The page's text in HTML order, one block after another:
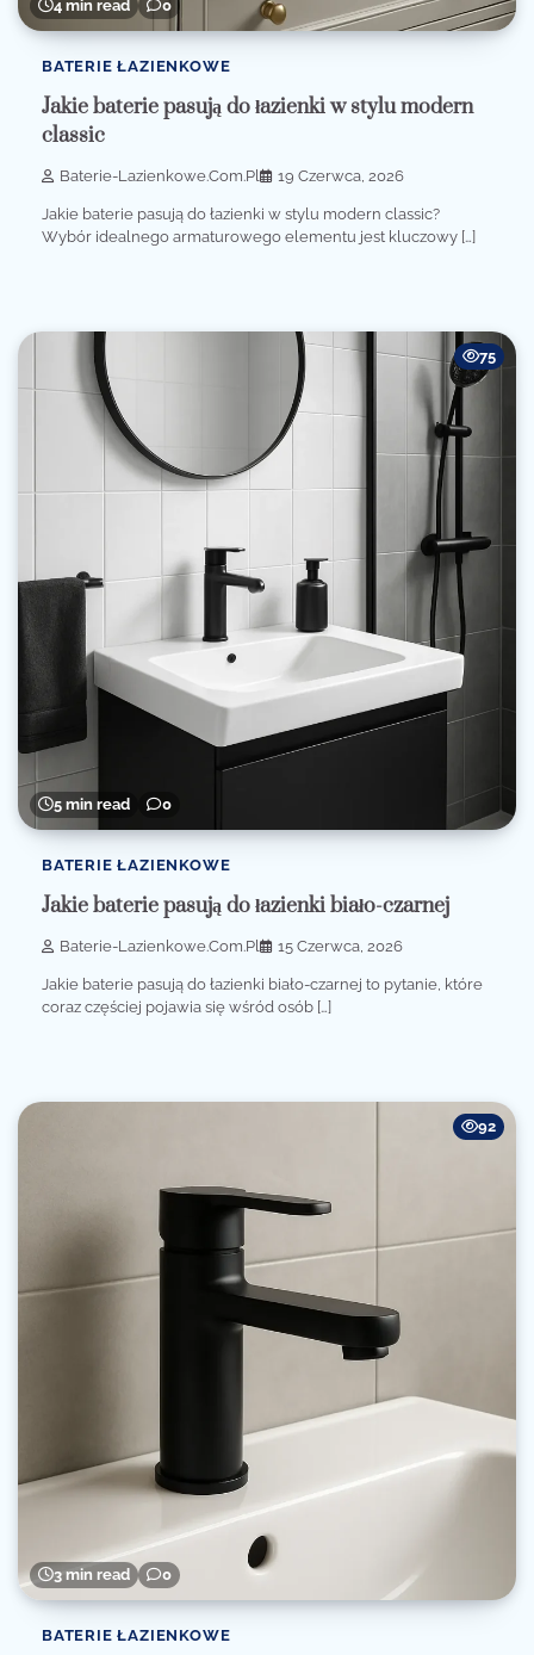
4 min read 0
BATERIE ŁAZIENKOWE
Jakie baterie pasują do łazienki w stylu modern
classic
Baterie-Lazienkowe.com.pl 19 Czerwca, 2026
Jakie baterie pasują do łazienki w stylu modern classic?
Wybór idealnego armaturowego elementu jest kluczowy […]
5 min read 0
75
BATERIE ŁAZIENKOWE
Jakie baterie pasują do łazienki biało-czarnej
Baterie-Lazienkowe.com.pl 15 Czerwca, 2026
Jakie baterie pasują do łazienki biało-czarnej to pytanie, które
coraz częściej pojawia się wśród osób […]
3 min read 0
92
BATERIE ŁAZIENKOWE